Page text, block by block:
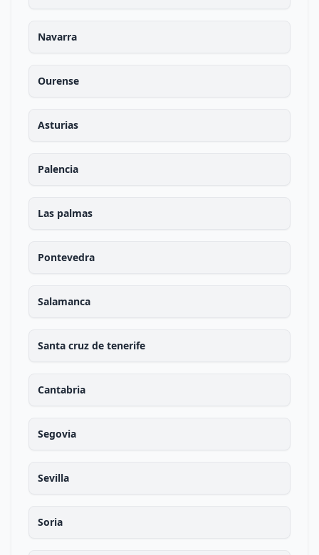
Navarra
Ourense
Asturias
Palencia
Las palmas
Pontevedra
Salamanca
Santa cruz de tenerife
Cantabria
Segovia
Sevilla
Soria